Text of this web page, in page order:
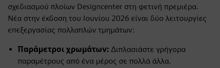
σχεδιασμού πλοίων Designcenter στη φετινή πρεμιέρα.
Νέα στην έκδοση του Ιουνίου 2026 είναι δύο λειτουργίες
επεξεργασίας πολλαπλών τμημάτων:
Παράμετροι χρωμάτων: Διπλασιάστε γρήγορα
παραμέτρους από ένα μέρος σε πολλά άλλα.